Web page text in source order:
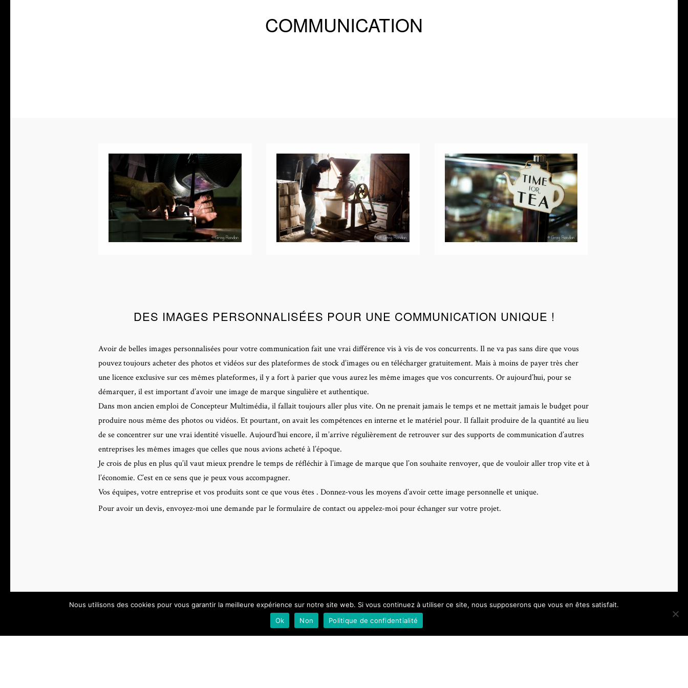
COMMUNICATION
DES IMAGES PERSONNALISÉES POUR UNE COMMUNICATION UNIQUE !
Avoir de belles images personnalisées pour votre communication fait une vrai différence vis à vis de vos concurrents. Il ne va pas sans dire que vous
pouvez toujours acheter des photos et vidéos sur des plateformes de stock d’images ou en télécharger gratuitement. Mais à moins de payer très cher
une licence exclusive sur ces mêmes plateformes, il y a fort à parier que vous aurez les même images que vos concurrents. Or aujourd’hui, pour se
démarquer, il est important d’avoir une image de marque singulière et authentique.
Dans mon ancien emploi de Concepteur Multimédia, il fallait toujours aller plus vite. On ne prenait jamais le temps et ne mettait jamais le budget pour
produire nous même des photos ou vidéos. Et pourtant, on avait les compétences en interne et le matériel pour. Il fallait produire de la quantité au lieu
de se concentrer sur une vrai identité visuelle. Aujourd’hui encore, il m’arrive régulièrement de retrouver sur des supports de communication d’autres
entreprises les mêmes images que celles que nous avions acheté à l’époque.
Je crois de plus en plus qu’il vaut mieux prendre le temps de réfléchir à l’image de marque que l’on souhaite renvoyer, que de vouloir aller trop vite et à
l’économie. C’est en ce sens que je peux vous accompagner.
Vos équipes, votre entreprise et vos produits sont ce que vous êtes . Donnez-vous les moyens d’avoir cette image personnelle et unique.
Pour avoir un devis, envoyez-moi une demande par le formulaire de contact ou appelez-moi pour échanger sur votre projet.
Nous utilisons des cookies pour vous garantir la meilleure expérience sur notre site web. Si vous continuez à utiliser ce site, nous supposerons que vous en êtes satisfait.
Ok
Non Politique de confidentialité